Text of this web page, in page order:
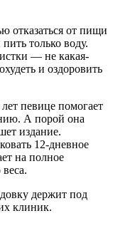
отказаться от пищи
только воду.
— не какая-
и оздоровить
певице помогает
А порой она
издание.
12-дневное
на полное
держит под
клиник.